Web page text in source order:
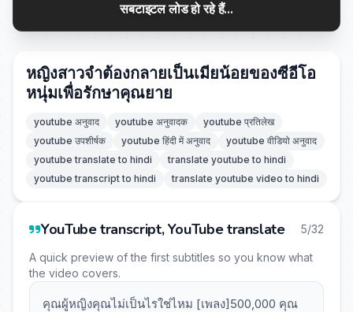
सबटाइटल लोड हो रहे हैं...
หญิงสาวจำต้องกลายเป็นเมียน้อยของซีอีโอ
หนุ่มเพื่อรักษาคุณยาย
youtube अनुवाद youtube अनुवादक
youtube प्रतिलेख
youtube उपशीर्षक
youtube हिंदी में अनुवाद
youtube वीडियो अनुवाद
youtube translate to hindi
translate youtube to hindi
youtube transcript to hindi
translate youtube video to hindi
YouTube transcript, YouTube translate 5/32
A quick preview of the first subtitles so you know what
the video covers.
คุณผู้หญิงคุณไม่เป็นไรใช่ไหม [เพลง]500,000 คุณ